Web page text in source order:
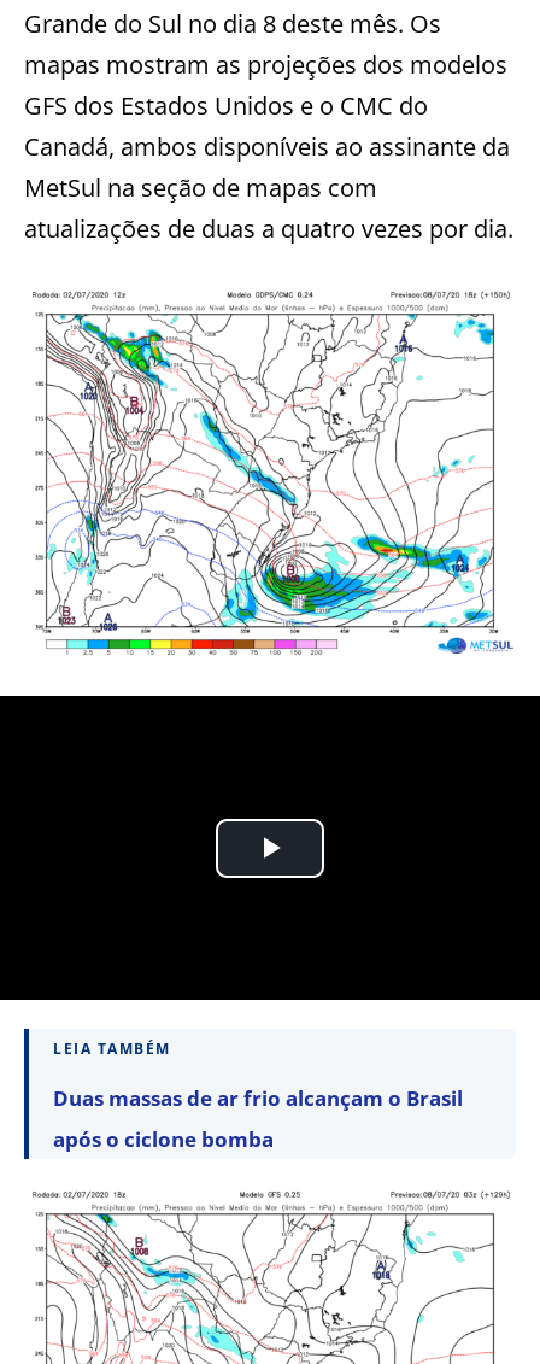
Grande do Sul no dia 8 deste mês. Os
mapas mostram as projeções dos modelos
GFS dos Estados Unidos e o CMC do
Canadá, ambos disponíveis ao assinante da
MetSul na seção de mapas com
atualizações de duas a quatro vezes por dia.
LEIA TAMBÉM
Duas massas de ar frio alcançam o Brasil
após o ciclone bomba